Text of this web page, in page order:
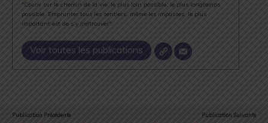
"Courir sur le chemin de la vie, le plus loin possible, le plus longtemps
possible. Emprunter tous les sentiers, même les impasses, le plus
important est de s’y (re)trouver".
Voir toutes les publications
Publication Précédente
Publication Suivante